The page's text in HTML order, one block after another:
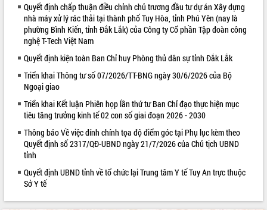
Khám bệnh, cấp phát thuốc miễn phí
và tặng quà người dân xã Cư Pui
Hội nghị UBND tỉnh Đắk Lắk thường kỳ
tháng 7/2026
Lễ truy tặng danh hiệu “Bà Mẹ Việt
Nam Anh hùng” và trao Huân chương
Lao động
UBND tỉnh Đắk Lắk triển khai nhiệm
vụ 6 tháng cuối năm 2026
ALBUM ẢNH
Quyết định chấp thuận điều chỉnh chủ trương đầu tư dự án Xây dựng
nhà máy xử lý rác thải tại thành phố Tuy Hòa, tỉnh Phú Yên (nay là
phường Bình Kiến, tỉnh Đắk Lắk) của Công ty Cổ phần Tập đoàn công
nghệ T-Tech Việt Nam
Quyết định kiện toàn Ban Chỉ huy Phòng thủ dân sự tỉnh Đắk Lắk
Triển khai Thông tư số 07/2026/TT-BNG ngày 30/6/2026 của Bộ
Ngoại giao
Triển khai Kết luận Phiên họp lần thứ tư Ban Chỉ đạo thực hiện mục
tiêu tăng trưởng kinh tế 02 con số giai đoạn 2026 - 2030
Thông báo Về việc đính chính tọa độ điểm góc tại Phụ lục kèm theo
Quyết định số 2317/QĐ-UBND ngày 21/7/2026 của Chủ tịch UBND
tỉnh
Quyết định UBND tỉnh về tổ chức lại Trung tâm Y tế Tuy An trực thuộc
Sở Y tế